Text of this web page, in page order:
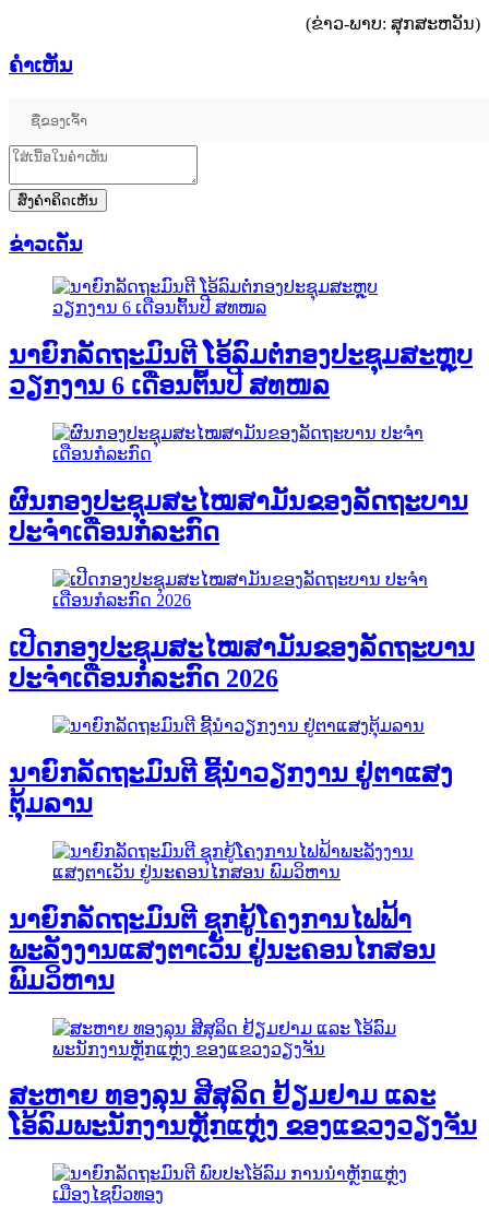
(ຂ່າວ-ພາບ: ສຸກສະຫວັນ)
ຄໍາເຫັນ
ສົ່ງຄໍາຄິດເຫັນ
ຂ່າວເດັ່ນ
ນາຍົກລັດຖະມົນຕີ ໂອ້ລົມຕໍ່ກອງປະຊຸມສະຫຼຸບ
ວຽກງານ 6 ເດືອນຕົ້ນປີ ສທໜລ
ຜົນກອງປະຊຸມສະໄໝສາມັນຂອງລັດຖະບານ
ປະຈຳເດືອນກໍລະກົດ
ເປີດກອງປະຊຸມສະໄໝສາມັນຂອງລັດຖະບານ
ປະຈໍາເດືອນກໍລະກົດ 2026
ນາຍົກລັດຖະມົນຕີ ຊີ້ນຳວຽກງານ ຢູ່ຕາແສງ
ຕຸ້ມລານ
ນາຍົກລັດຖະມົນຕີ ຊຸກຍູ້ໂຄງການໄຟຟ້າ
ພະລັງງານແສງຕາເວັນ ຢູ່ນະຄອນໄກສອນ
ພົມວິຫານ
ສະຫາຍ ທອງລຸນ ສີສຸລິດ ຢ້ຽມຢາມ ແລະ
ໂອ້ລົມພະນັກງານຫຼັກແຫຼ່ງ ຂອງແຂວງວຽງຈັນ